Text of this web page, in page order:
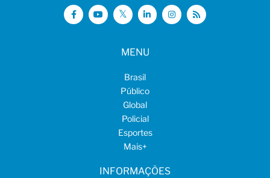
MENU
Brasil
Público
Global
Policial
Esportes
Mais+
INFORMAÇÕES